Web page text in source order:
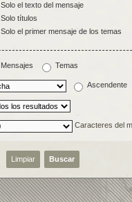
Solo el texto del mensaje
Solo títulos
Solo el primer mensaje de los temas
Mensajes Temas
Ascendente
Caracteres del